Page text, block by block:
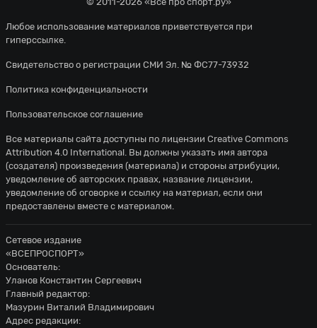
Любое использование материалов приветствуется при
гиперссылке.
Свидетельство о регистрации СМИ Эл. № ФС77-73932
Политика конфиденциальности
Пользовательское соглашение
Все материалы сайта доступны по лицензии Creative Commons
Attribution 4.0 International. Вы должны указать имя автора
(создателя) произведения (материала) и стороны атрибуции,
уведомление об авторских правах, название лицензии,
уведомление об оговорке и ссылку на материал, если они
предоставлены вместе с материалом.
Сетевое издание
«ВСЕПРОСПОРТ»
Основатель:
Уланов Константин Сергеевич
Главный редактор:
Мазурин Виталий Владимирович
Адрес редакции: